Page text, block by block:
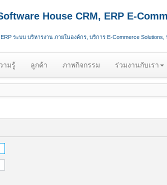
House CRM, ERP E-
ระบบ บริหารงาน ภายในองค์กร, บริการ E-Commerce
ามรู้ ลูกค้า ภาพกิจกรรม ร่วมงานกับเรา